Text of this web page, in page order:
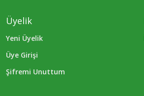
Üyelik
Yeni Üyelik
Üye Girişi
Şifremi Unuttum